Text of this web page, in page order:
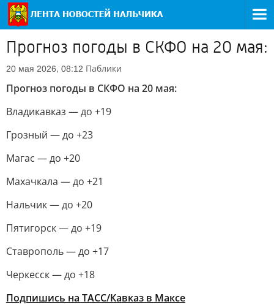
Прогноз погоды в СКФО на 20 мая:
20 мая 2026, 08:12 Паблики
Прогноз погоды в СКФО на 20 мая:
Владикавказ — до +19
Грозный — до +23
Магас — до +20
Махачкала — до +21
Нальчик — до +20
Пятигорск — до +19
Ставрополь — до +17
Черкесск — до +18
Подпишись на ТАСС/Кавказ в Максе